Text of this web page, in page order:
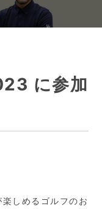
Home
ホーム
に参加
しめるゴルフのお